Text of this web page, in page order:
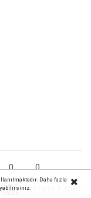
0 0
😡Daha fazla
Reklamı Kapat